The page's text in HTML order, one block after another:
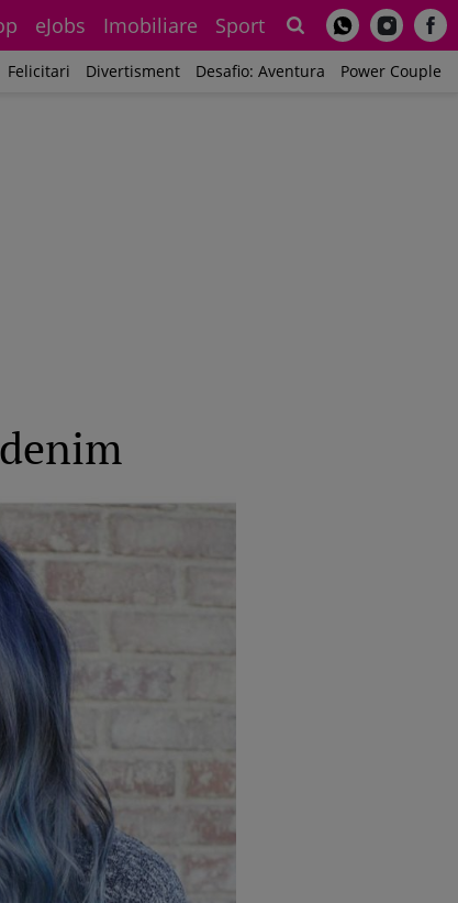
eJobs Imobiliare Sport
Felicitari Divertisment Desafio: Aventura Power Couple